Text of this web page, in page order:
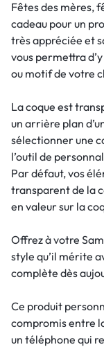
Fêtes des mères,
cadeau pour un
très appréciée et
vous permettra
ou motif de votre
La coque est
un arrière plan
sélectionner une
l’outil de
Par défaut, vos
transparent de la
en valeur sur la
Offrez à votre
style qu’il mérite
complète dès
Ce produit
compromis entre
un téléphone qui